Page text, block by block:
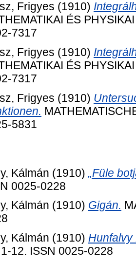
Frigyes (1910)
ÉS
7317
Frigyes (1910)
ÉS
7317
Frigyes (1910)
5831
Kálmán (1910) „Füle
0025-0228
Kálmán (1910) Gigán.
Kálmán (1910) Hunfalvy
12. ISSN 0025-0228